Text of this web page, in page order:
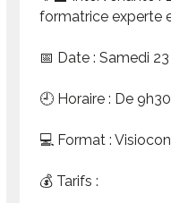
formatrice experte
📅 Date : Samedi
🕘 Horaire : De
💻 Format :
💰 Tarifs :